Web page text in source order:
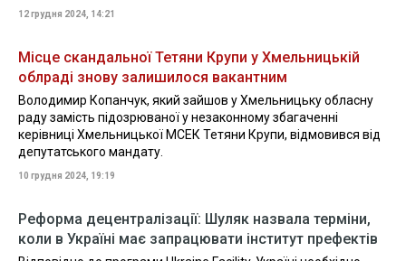
12 грудня 2024, 14:21
Місце скандальної Тетяни Крупи у Хмельницькій
облраді знову залишилося вакантним
Володимир Копанчук, який зайшов у Хмельницьку обласну
раду замість підозрюваної у незаконному збагаченні
керівниці Хмельницької МСЕК Тетяни Крупи, відмовився від
депутатського мандату.
10 грудня 2024, 19:19
Реформа децентралізації: Шуляк назвала терміни,
коли в Україні має запрацювати інститут префектів